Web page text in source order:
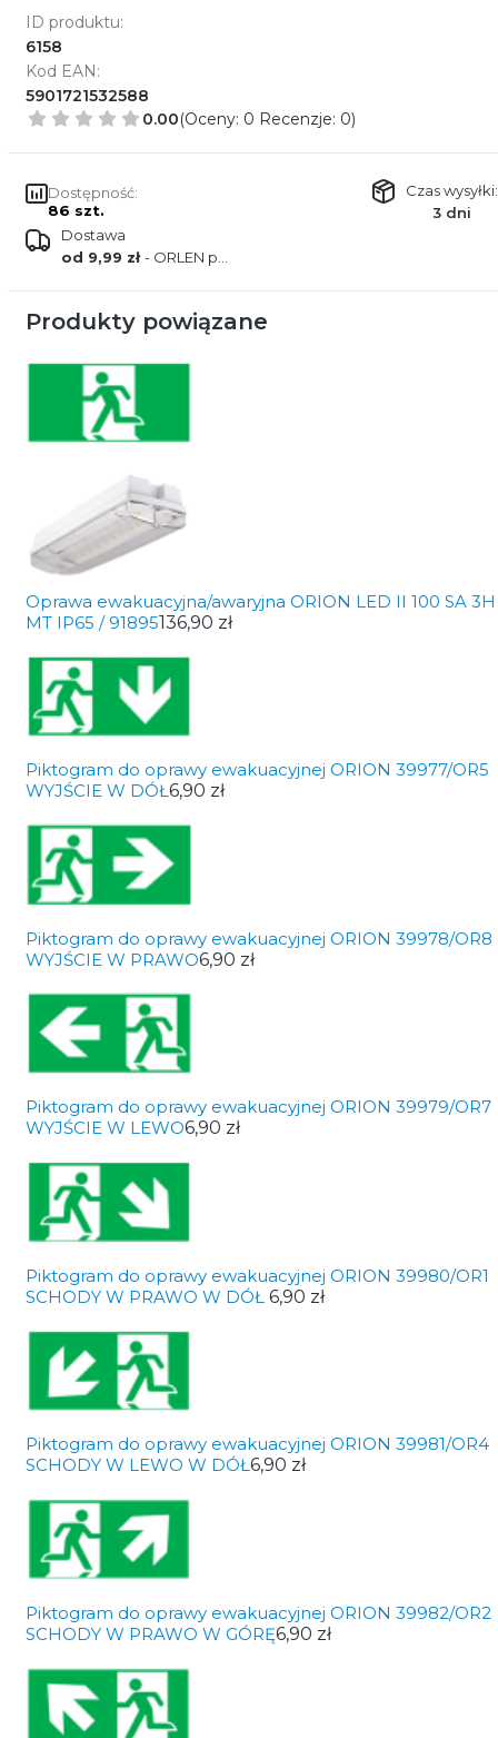
ID produktu:
6158
Kod EAN:
5901721532588
0.00(Oceny: 0 Recenzje: 0)
Dostępność:
86 szt.
Czas wysyłki:
3 dni
Dostawa
od 9,99 zł- ORLEN paczka
Produkty powiązane
Oprawa ewakuacyjna/awaryjna ORION LED II 100 SA 3H
MT IP65 / 91895136,90 zł
Piktogram do oprawy ewakuacyjnej ORION 39977/OR5
WYJŚCIE W DÓŁ6,90 zł
Piktogram do oprawy ewakuacyjnej ORION 39978/OR8
WYJŚCIE W PRAWO6,90 zł
Piktogram do oprawy ewakuacyjnej ORION 39979/OR7
WYJŚCIE W LEWO6,90 zł
Piktogram do oprawy ewakuacyjnej ORION 39980/OR1
SCHODY W PRAWO W DÓŁ 6,90 zł
Piktogram do oprawy ewakuacyjnej ORION 39981/OR4
SCHODY W LEWO W DÓŁ6,90 zł
Piktogram do oprawy ewakuacyjnej ORION 39982/OR2
SCHODY W PRAWO W GÓRĘ6,90 zł